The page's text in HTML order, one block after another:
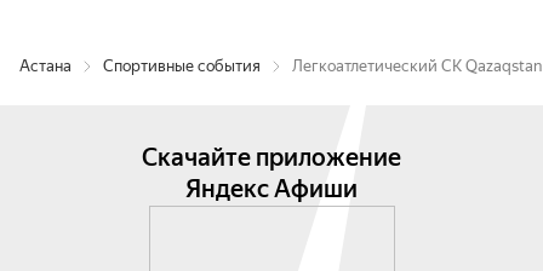
Астана Спортивные события Легкоатлетический СК Qazaqstan
Скачайте приложение
Яндекс Афиши